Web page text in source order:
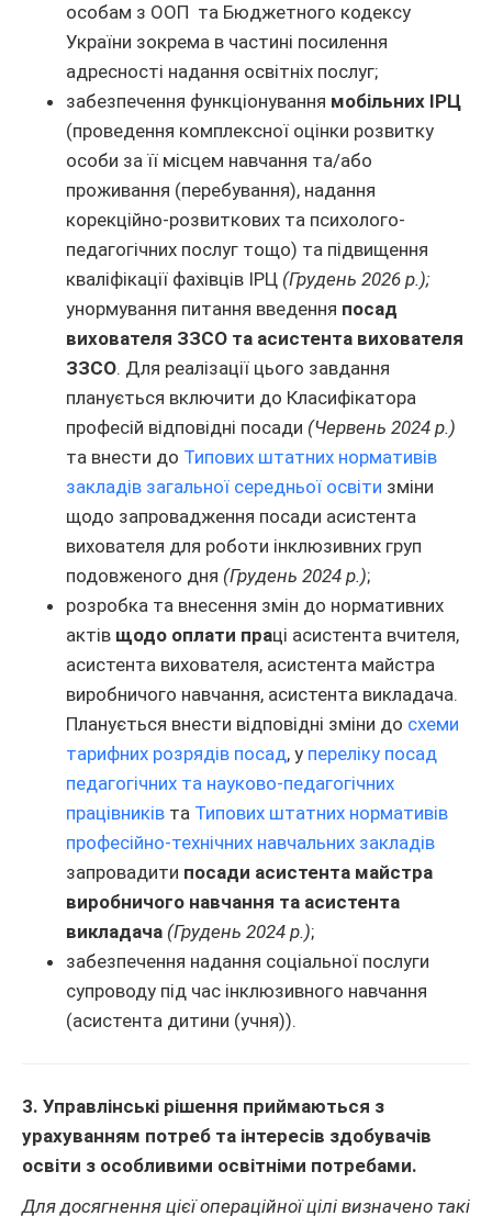
особам з ООП та Бюджетного кодексу
України зокрема в частині посилення
адресності надання освітніх послуг;
забезпечення функціонування мобільних ІРЦ
(проведення комплексної оцінки розвитку
особи за її місцем навчання та/або
проживання (перебування), надання
корекційно-розвиткових та психолого-
педагогічних послуг тощо) та підвищення
кваліфікації фахівців ІРЦ (Грудень 2026 р.);
унормування питання введення посад
вихователя ЗЗСО та асистента вихователя
ЗЗСО. Для реалізації цього завдання
планується включити до Класифікатора
професій відповідні посади (Червень 2024 р.)
та внести до Типових штатних нормативів
закладів загальної середньої освіти зміни
щодо запровадження посади асистента
вихователя для роботи інклюзивних груп
подовженого дня (Грудень 2024 р.);
розробка та внесення змін до нормативних
актів щодо оплати праці асистента вчителя,
асистента вихователя, асистента майстра
виробничого навчання, асистента викладача.
Планується внести відповідні зміни до схеми
тарифних розрядів посад, у переліку посад
педагогічних та науково-педагогічних
працівників та Типових штатних нормативів
професійно-технічних навчальних закладів
запровадити посади асистента майстра
виробничого навчання та асистента
викладача (Грудень 2024 р.);
забезпечення надання соціальної послуги
супроводу під час інклюзивного навчання
(асистента дитини (учня)).
3. Управлінські рішення приймаються з
урахуванням потреб та інтересів здобувачів
освіти з особливими освітніми потребами.
Для досягнення цієї операційної цілі визначено такі